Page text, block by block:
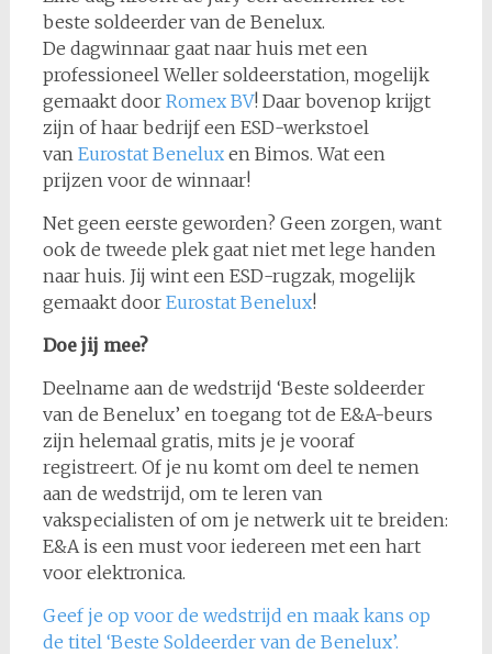
beste soldeerder van de Benelux.
De dagwinnaar gaat naar huis met een
professioneel Weller soldeerstation, mogelijk
gemaakt door Romex BV! Daar bovenop krijgt
zijn of haar bedrijf een ESD-werkstoel
van Eurostat Beneluxen Bimos. Wat een
prijzen voor de winnaar!
Net geen eerste geworden? Geen zorgen, want
ook de tweede plek gaat niet met lege handen
naar huis. Jij wint een ESD-rugzak, mogelijk
gemaakt door Eurostat Benelux!
Doe jij mee?
Deelname aan de wedstrijd ‘Beste soldeerder
van de Benelux’ en toegang tot de E&A-beurs
zijn helemaal gratis, mits je je vooraf
registreert. Of je nu komt om deel te nemen
aan de wedstrijd, om te leren van
vakspecialisten of om je netwerk uit te breiden:
E&A is een must voor iedereen met een hart
voor elektronica.
Geef je op voor de wedstrijd en maak kans op
de titel ‘Beste Soldeerder van de Benelux’.